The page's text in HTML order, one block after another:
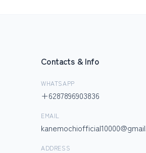
Contacts & Info
WHATSAPP
+6287896903836
EMAIL
ADDRESS